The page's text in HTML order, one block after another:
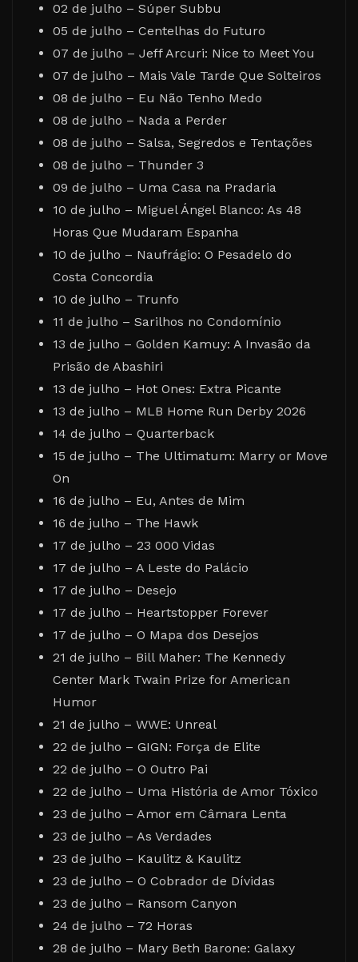
02 de julho – Súper Subbu
05 de julho – Centelhas do Futuro
07 de julho – Jeff Arcuri: Nice to Meet You
07 de julho – Mais Vale Tarde Que Solteiros
08 de julho – Eu Não Tenho Medo
08 de julho – Nada a Perder
08 de julho – Salsa, Segredos e Tentações
08 de julho – Thunder 3
09 de julho – Uma Casa na Pradaria
10 de julho – Miguel Ángel Blanco: As 48
Horas Que Mudaram Espanha
10 de julho – Naufrágio: O Pesadelo do
Costa Concordia
10 de julho – Trunfo
11 de julho – Sarilhos no Condomínio
13 de julho – Golden Kamuy: A Invasão da
Prisão de Abashiri
13 de julho – Hot Ones: Extra Picante
13 de julho – MLB Home Run Derby 2026
14 de julho – Quarterback
15 de julho – The Ultimatum: Marry or Move
On
16 de julho – Eu, Antes de Mim
16 de julho – The Hawk
17 de julho – 23 000 Vidas
17 de julho – A Leste do Palácio
17 de julho – Desejo
17 de julho – Heartstopper Forever
17 de julho – O Mapa dos Desejos
21 de julho – Bill Maher: The Kennedy
Center Mark Twain Prize for American
Humor
21 de julho – WWE: Unreal
22 de julho – GIGN: Força de Elite
22 de julho – O Outro Pai
22 de julho – Uma História de Amor Tóxico
23 de julho – Amor em Câmara Lenta
23 de julho – As Verdades
23 de julho – Kaulitz & Kaulitz
23 de julho – O Cobrador de Dívidas
23 de julho – Ransom Canyon
24 de julho – 72 Horas
28 de julho – Mary Beth Barone: Galaxy